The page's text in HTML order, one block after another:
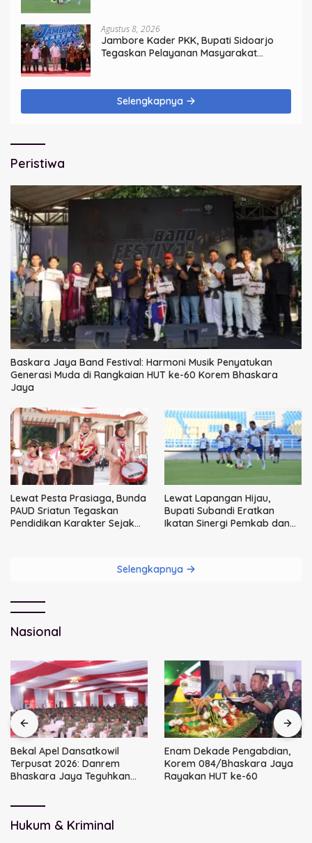
Agustus 8, 2026
Jambore Kader PKK, Bupati Sidoarjo
Tegaskan Pelayanan Masyarakat
Selengkapnya
Peristiwa
Baskara Jaya Band Festival: Harmoni Musik Penyatukan
Generasi Muda di Rangkaian HUT ke-60 Korem Bhaskara
Jaya
Lewat Pesta Prasiaga, Bunda
PAUD Sriatun Tegaskan
Pendidikan Karakter Sejak
Lewat Lapangan Hijau,
Bupati Subandi Eratkan
Ikatan Sinergi Pemkab dan
Selengkapnya
Nasional
Bekal Apel Dansatkowil
Terpusat 2026: Danrem
Bhaskara Jaya Teguhkan
Enam Dekade Pengabdian,
Korem 084/Bhaskara Jaya
Rayakan HUT ke-60
Hukum & Kriminal